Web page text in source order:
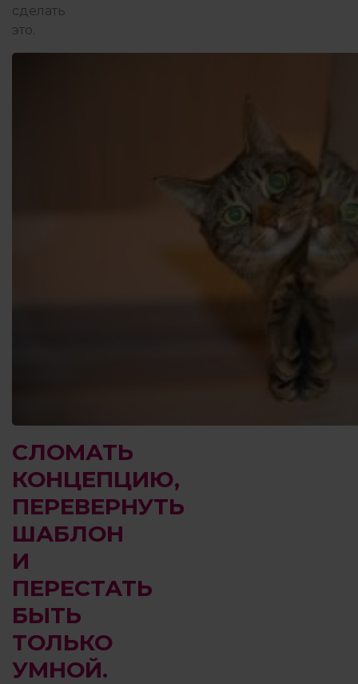
сделать
это.
СЛОМАТЬ
КОНЦЕПЦИЮ,
ПЕРЕВЕРНУТЬ
ШАБЛОН
И
ПЕРЕСТАТЬ
БЫТЬ
ТОЛЬКО
УМНОЙ.